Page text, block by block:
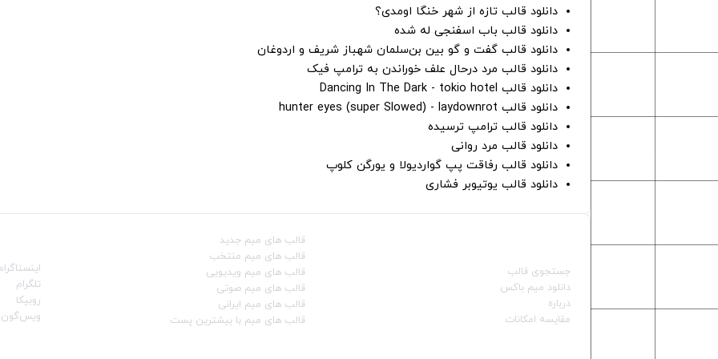
دانلود قالب تازه از شهر خنگا اومدی؟
دانلود قالب باب اسفنجی له شده
دانلود قالب گفت و گو بین بن‌سلمان شهباز شریف و اردوغان
دانلود قالب مرد درحال علف خوراندن به ترامپ فیک
دانلود قالب Dancing In The Dark - tokio hotel
دانلود قالب hunter eyes (super Slowed) - laydownrot
دانلود قالب ترامپ ترسیده
دانلود قالب مرد روانی
دانلود قالب رفاقت پپ گواردیولا و یورگن کلوپ
دانلود قالب یوتیوبر فشاری
جستجوی قالب
دانلود میم باکس
درباره
مقایسه امکانات
قالب‌ های میم جدید
قالب‌ های میم منتخب
قالب‌ های میم ویدیویی
قالب‌ های میم صوتی
قالب‌ های میم ایرانی
قالب‌ های میم با بیشترین پست
تلگرام
روبیکا
ویس‌گون